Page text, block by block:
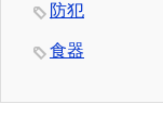
防犯
食器